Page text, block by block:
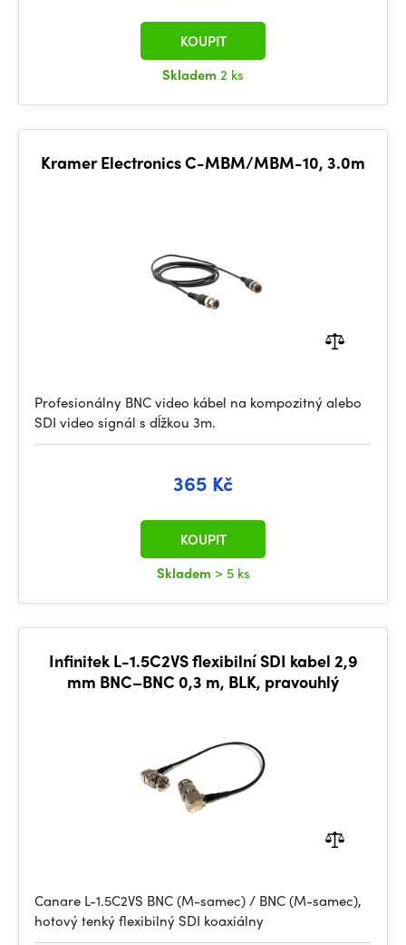
Skladem2 ks
KOUPIT
Kramer Electronics C-MBM/MBM-10, 3.0m
Profesionálny BNC video kábel na kompozitný alebo
SDI video signál s dĺžkou 3m.
365 Kč
Skladem > 5 ks
KOUPIT
Infinitek L-1.5C2VS flexibilní SDI kabel 2,9
mm BNC–BNC 0,3 m, BLK, pravouhlý
Canare L-1.5C2VS BNC (M-samec) / BNC (M-samec),
hotový tenký flexibilný SDI koaxiálny